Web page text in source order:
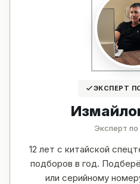
ЭКСПЕРТ
Эксперт
12 лет с китайской
подборов в год.
или серийному